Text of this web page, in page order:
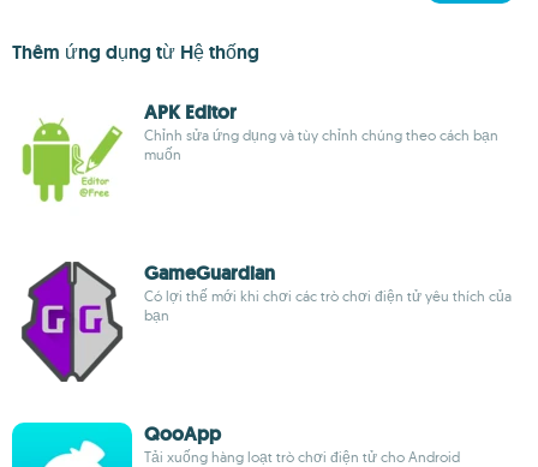
Thêm ứng dụng từ Hệ thống
APK Editor
Chỉnh sửa ứng dụng và tùy chỉnh chúng theo cách bạn
muốn
GameGuardian
Có lợi thế mới khi chơi các trò chơi điện tử yêu thích của
bạn
QooApp
Tải xuống hàng loạt trò chơi điện tử cho Android